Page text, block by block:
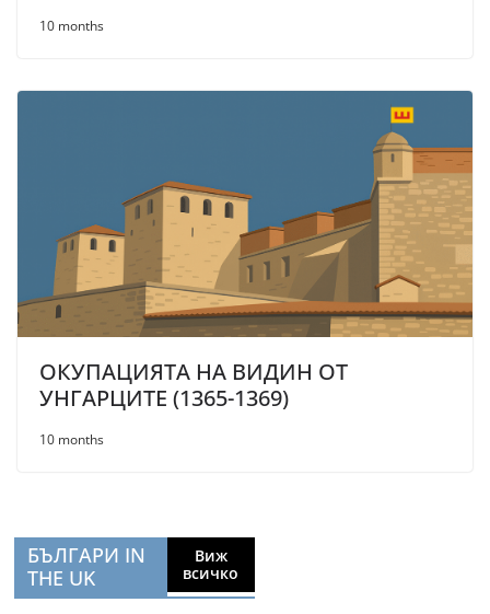
10 months
ОКУПАЦИЯТА НА ВИДИН ОТ
УНГАРЦИТЕ (1365-1369)
10 months
БЪЛГАРИ IN
THE UK
Виж
всичко